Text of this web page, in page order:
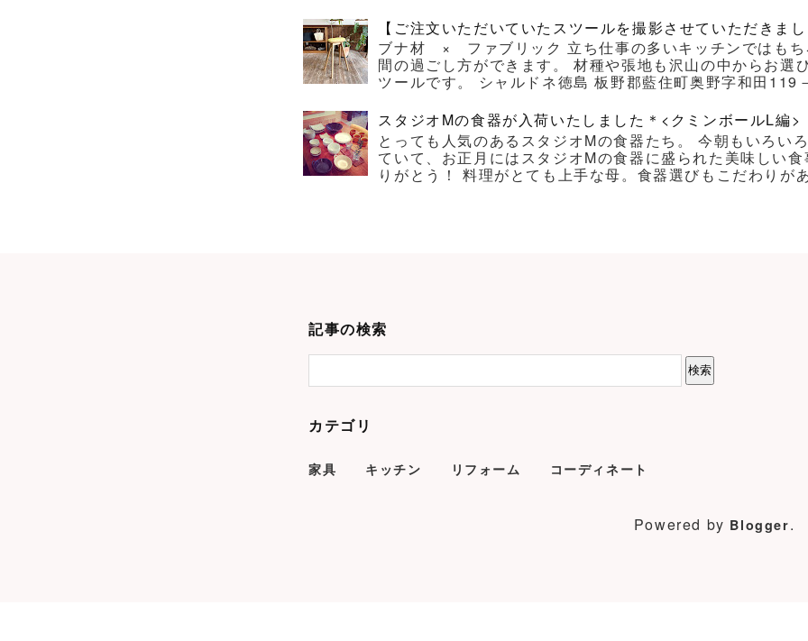
【ご注文いただいていたスツールを撮影させていただきま
ブナ材 × ファブリック 立ち仕事の多いキッチンではもち
間の過ごし方ができます。 材種や張地も沢山の中からお選
ツールです。 シャルドネ徳島 板野郡藍住町奥野字和田
スタジオMの食器が入荷いたしました＊<クミンボールL編>
とっても人気のあるスタジオMの食器たち。 今朝もいろい
ていて、お正月にはスタジオMの食器に盛られた美味しい
りがとう！ 料理がとても上手な母。食器選びもこだわりが
記事の検索
カテゴリ
家具 キッチン リフォーム コーディネート
Powered by Blogger.